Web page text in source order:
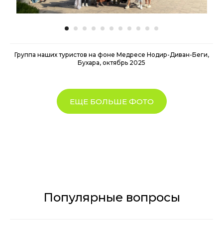
Группа наших туристов на фоне Медресе Нодир-Диван-Беги,
Бухара, октябрь 2025
ЕЩЕ БОЛЬШЕ ФОТО
Популярные вопросы